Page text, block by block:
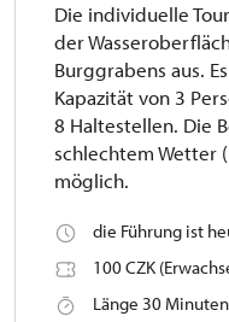
Die individuelle
der
Burggrabens aus.
Kapazität von 3
8 Haltestellen. Die
schlechtem Wetter
möglich.
die Führung ist
100 CZK
Länge 30 Minuten